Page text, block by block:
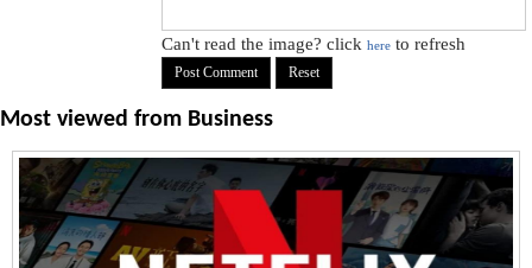
Can't read the image? clickhere to refresh
Most viewed from Business